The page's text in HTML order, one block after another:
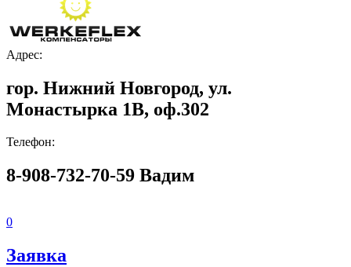
Адрес:
гор. Нижний Новгород, ул.
Монастырка 1В, оф.302
Телефон:
8-908-732-70-59 Вадим
0
Заявка